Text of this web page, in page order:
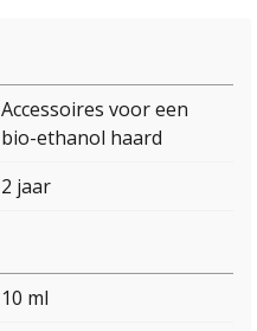
Accessoires voor een
bio-ethanol haard
2 jaar
10 ml